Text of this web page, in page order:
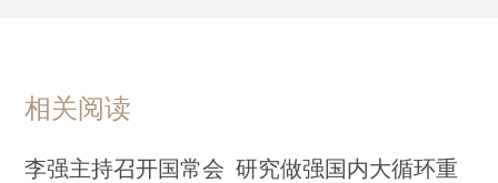
相关阅读
李强主持召开国常会 研究做强国内大循环重